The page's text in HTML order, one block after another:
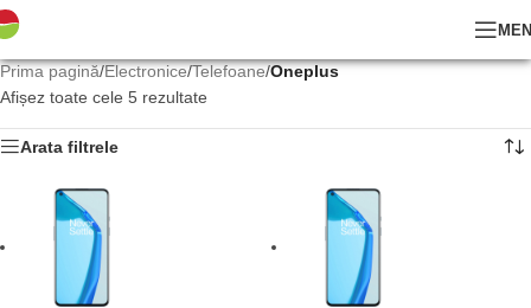
Prima pagină/Electronice/Telefoane/Oneplus
Afișez toate cele 5 rezultate
Arata filtrele